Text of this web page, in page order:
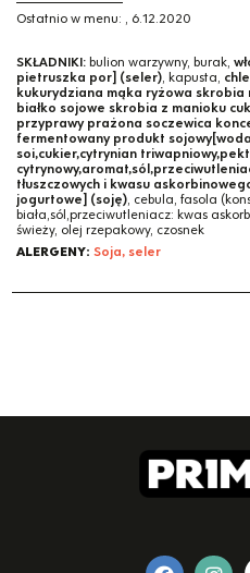
Ostatnio w menu: , 6.12.2020
SKŁADNIKI: bulion warzywny, burak,
pietruszka por] (seler), kapusta,
kukurydziana mąka ryżowa
białko sojowe skrobia z manioku
przyprawy prażona soczewica
fermentowany produkt
soi,cukier,cytrynian
tłuszczowych i kwasu
jogurtowe] (soję), cebula, fasola
biała,sól,przeciwutleniacz: kwas
świeży, olej rzepakowy, czosnek
ALERGENY: Soja, seler